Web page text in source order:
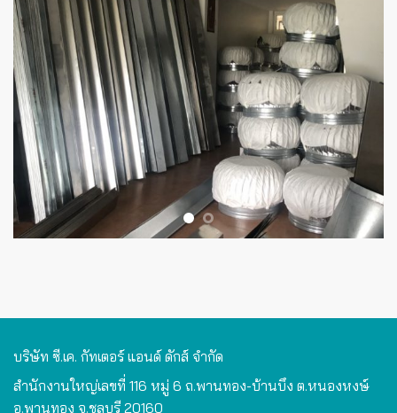
บริษัท ซี.เค. กัทเตอร์ แอนด์ ดักส์ จำกัด
สำนักงานใหญ่เลขที่ 116 หมู่ 6 ถ.พานทอง-บ้านบึง ต.หนองหงษ์
อ.พานทอง จ.ชลบุรี 20160